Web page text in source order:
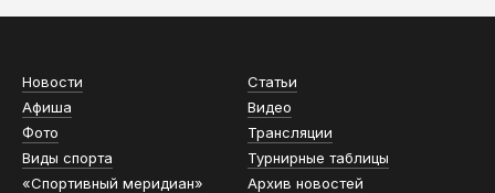
Новости
Статьи
Афиша
Видео
Фото
Трансляции
Виды спорта
Турнирные таблицы
«Спортивный меридиан»
Архив новостей